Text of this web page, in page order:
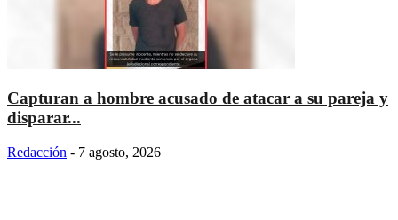
Capturan a hombre acusado de atacar a su pareja y
disparar...
Redacción - 7 agosto, 2026